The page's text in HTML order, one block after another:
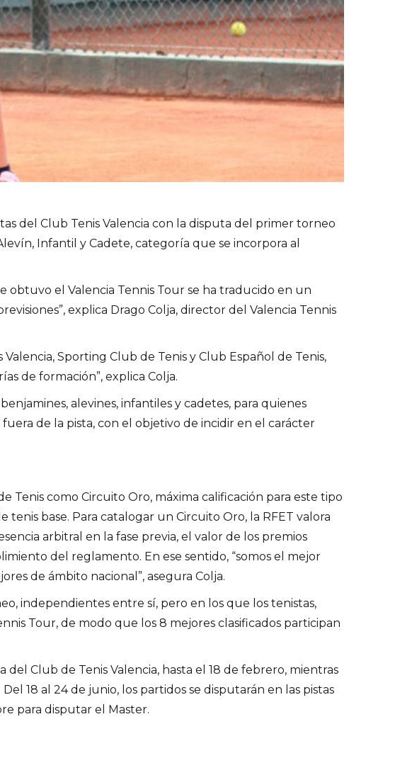
del Club Tenis Valencia con la disputa del primer torneo
Infantil y Cadete, categoría que se incorpora al
obtuvo el Valencia Tennis Tour se ha traducido en un
explica Drago Colja, director del Valencia Tennis
Sporting Club de Tenis y Club Español de Tenis,
de formación”, explica Colja.
alevines, infantiles y cadetes, para quienes
de la pista, con el objetivo de incidir en el carácter
Tenis como Circuito Oro, máxima calificación para este tipo
base. Para catalogar un Circuito Oro, la RFET valora
arbitral en la fase previa, el valor de los premios
del reglamento. En ese sentido, “somos el mejor
de ámbito nacional”, asegura Colja.
independientes entre sí, pero en los que los tenistas,
Tour, de modo que los 8 mejores clasificados participan
Club de Tenis Valencia, hasta el 18 de febrero, mientras
18 al 24 de junio, los partidos se disputarán en las pistas
para disputar el Master.